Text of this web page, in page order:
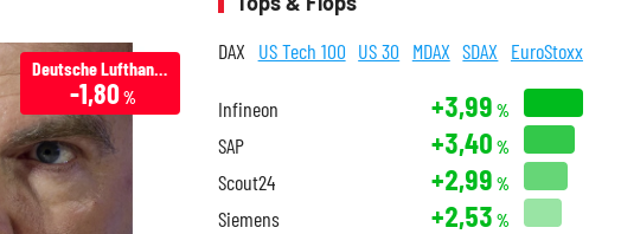
Deutsche Lufthansa
-1,80 %
DAX US Tech 100 US 30 MDAX SDAX EuroStoxx
Infineon +3,99 %
SAP +3,40 %
Scout24 +2,99 %
Siemens +2,53 %